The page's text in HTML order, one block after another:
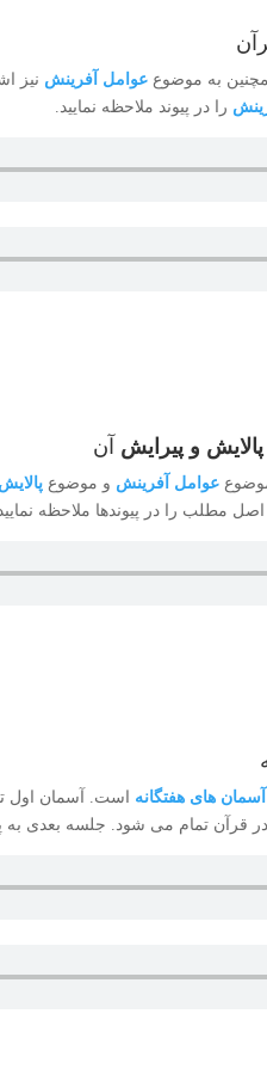
به موضوع عوامل آفرینش نیز
را در پیوند ملاحظه نمایید.
پالایش و پیرایش آن
عوامل آفرینش و موضوع
مطلب را در پیوندها ملاحظه
آسمان های هفتگانه است. آسمان اول
قرآن تمام می شود. جلسه بعدی به